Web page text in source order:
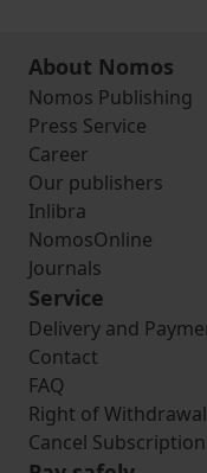
About Nomos
Nomos Publishing
Press Service
Career
Our publishers
Inlibra
NomosOnline
Journals
Service
Delivery and
Contact
FAQ
Right of Withdrawal
Cancel Subscription